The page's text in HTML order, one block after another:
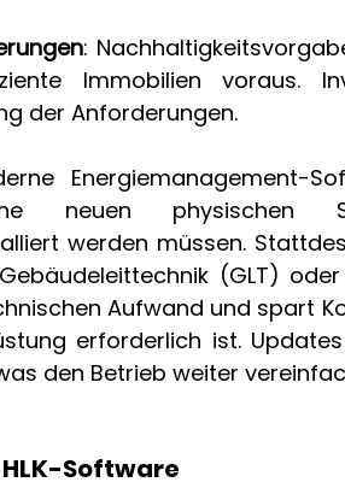
:
Immobilien voraus.
der Anforderungen.
Energiemanagement-
neuen physischen
werden müssen.
(GLT)
Aufwand und spart
erforderlich ist.
den Betrieb weiter
Software